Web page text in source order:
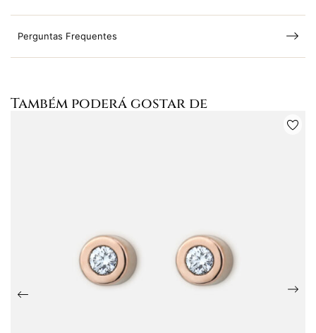
Perguntas Frequentes
Também poderá gostar de